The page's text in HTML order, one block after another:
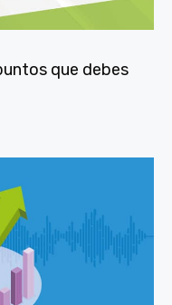
que debes